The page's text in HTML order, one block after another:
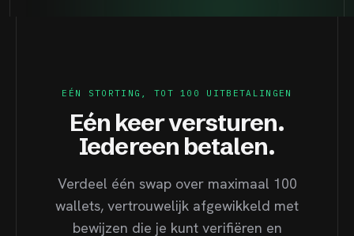
EÉN STORTING, TOT 100 UITBETALINGEN
Eén keer versturen.
Iedereen betalen.
Verdeel één swap over maximaal 100
wallets, vertrouwelijk afgewikkeld met
bewijzen die je kunt verifiëren en